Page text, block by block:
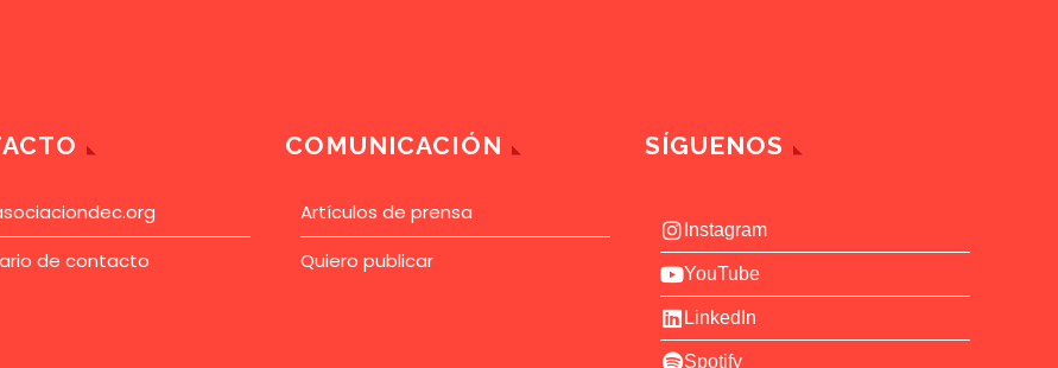
de contacto
COMUNICACIÓN
Artículos de prensa
Quiero publicar
SÍGUENOS
Instagram
YouTube
LinkedIn
Spotify